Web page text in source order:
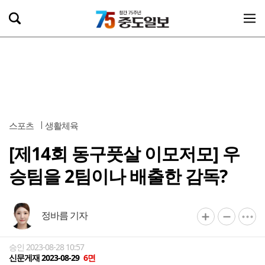
스포츠 생활체육
[제14회 동구풋살 이모저모] 우
승팀을 2팀이나 배출한 감독?
정바름 기자
승인 2023-08-28 10:57
신문게재 2023-08-29 6면